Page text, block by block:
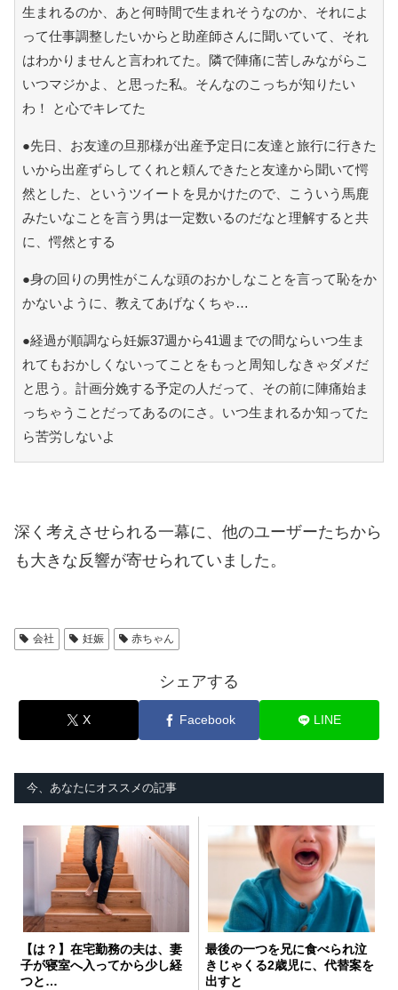
生まれるのか、あと何時間で生まれそうなのか、それによ
って仕事調整したいからと助産師さんに聞いていて、それ
はわかりませんと言われてた。隣で陣痛に苦しみながらこ
いつマジかよ、と思った私。そんなのこっちが知りたい
わ！ と心でキレてた
●先日、お友達の旦那様が出産予定日に友達と旅行に行きた
いから出産ずらしてくれと頼んできたと友達から聞いて愕
然とした、というツイートを見かけたので、こういう馬鹿
みたいなことを言う男は一定数いるのだなと理解すると共
に、愕然とする
●身の回りの男性がこんな頭のおかしなことを言って恥をか
かないように、教えてあげなくちゃ…
●経過が順調なら妊娠37週から41週までの間ならいつ生ま
れてもおかしくないってことをもっと周知しなきゃダメだ
と思う。計画分娩する予定の人だって、その前に陣痛始ま
っちゃうことだってあるのにさ。いつ生まれるか知ってた
ら苦労しないよ
深く考えさせられる一幕に、他のユーザーたちから
も大きな反響が寄せられていました。
会社 妊娠 赤ちゃん
シェアする
X Facebook LINE
今、あなたにオススメの記事
【は？】在宅勤務の夫は、妻
子が寝室へ入ってから少し経
つと…
最後の一つを兄に食べられ泣
きじゃくる2歳児に、代替案を
出すと